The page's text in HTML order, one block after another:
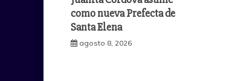
como nueva Prefecta de
Santa Elena
agosto 8, 2026